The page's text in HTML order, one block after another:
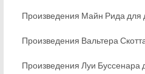
Произведения Майн Рида для
Произведения Вальтера
Произведения Луи Буссенара